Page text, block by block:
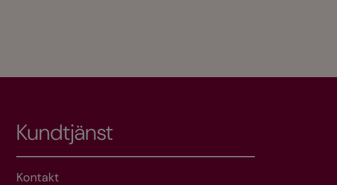
Kundtjänst
Kontakt